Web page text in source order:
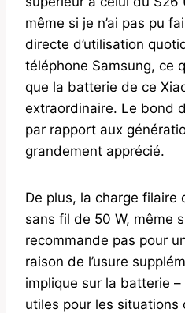
même si je n’ai pas pu
directe d’utilisation
téléphone Samsung, ce
que la batterie de ce
extraordinaire. Le bond
par rapport aux
grandement apprécié.
De plus, la charge filaire
sans fil de 50 W, même
recommande pas pour
raison de l’usure
implique sur la batterie
utiles pour les situations